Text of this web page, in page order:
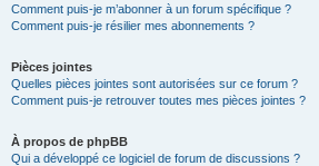
Comment puis-je m’abonner à un forum spécifique ?
Comment puis-je résilier mes abonnements ?
Pièces jointes
Quelles pièces jointes sont autorisées sur ce forum ?
Comment puis-je retrouver toutes mes pièces jointes ?
À propos de phpBB
Qui a développé ce logiciel de forum de discussions ?